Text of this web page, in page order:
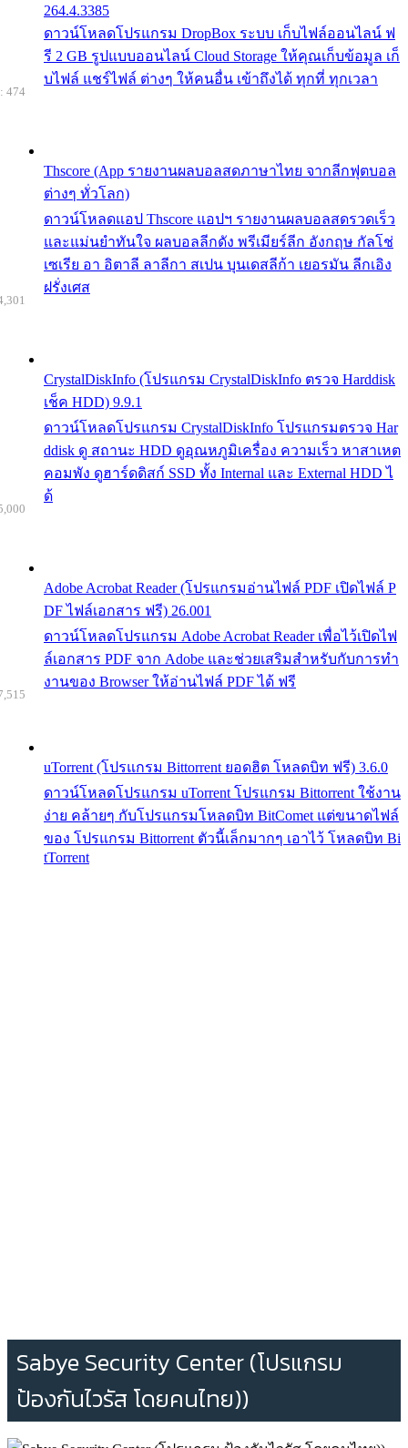
264.4.3385
ดาวน์โหลดโปรแกรม DropBox ระบบ เก็บไฟล์ออนไลน์ ฟ
รี 2 GB รูปแบบออนไลน์ Cloud Storage ให้คุณเก็บข้อมูล เก็
บไฟล์ แชร์ไฟล์ ต่างๆ ให้คนอื่น เข้าถึงได้ ทุกที่ ทุกเวลา
Thscore (App รายงานผลบอลสดภาษาไทย จากลีกฟุตบอล
ต่างๆ ทั่วโลก)
ดาวน์โหลดแอป Thscore แอปฯ รายงานผลบอลสดรวดเร็ว
และแม่นยำทันใจ ผลบอลลีกดัง พรีเมียร์ลีก อังกฤษ กัลโช่
เซเรีย อา อิตาลี ลาลีกา สเปน บุนเดสลีก้า เยอรมัน ลีกเอิง
ฝรั่งเศส
474
CrystalDiskInfo (โปรแกรม CrystalDiskInfo ตรวจ Harddisk
เช็ค HDD) 9.9.1
ดาวน์โหลดโปรแกรม CrystalDiskInfo โปรแกรมตรวจ Har
ddisk ดู สถานะ HDD ดูอุณหภูมิเครื่อง ความเร็ว หาสาเหต
คอมพัง ดูฮาร์ดดิสก์ SSD ทั้ง Internal และ External HDD ไ
ด้
Adobe Acrobat Reader (โปรแกรมอ่านไฟล์ PDF เปิดไฟล์ P
DF ไฟล์เอกสาร ฟรี) 26.001
ดาวน์โหลดโปรแกรม Adobe Acrobat Reader เพื่อไว้เปิดไฟ
ล์เอกสาร PDF จาก Adobe และช่วยเสริมสำหรับกับการทำ
งานของ Browser ให้อ่านไฟล์ PDF ได้ ฟรี
uTorrent (โปรแกรม Bittorrent ยอดฮิต โหลดบิท ฟรี) 3.6.0
ดาวน์โหลดโปรแกรม uTorrent โปรแกรม Bittorrent ใช้งาน
ง่าย คล้ายๆ กับโปรแกรมโหลดบิท BitComet แต่ขนาดไฟล์
ของ โปรแกรม Bittorrent ตัวนี้เล็กมากๆ เอาไว้ โหลดบิท Bi
tTorrent
Sabye Security Center (โปรแกรม
ป้องกันไวรัส โดยคนไทย))